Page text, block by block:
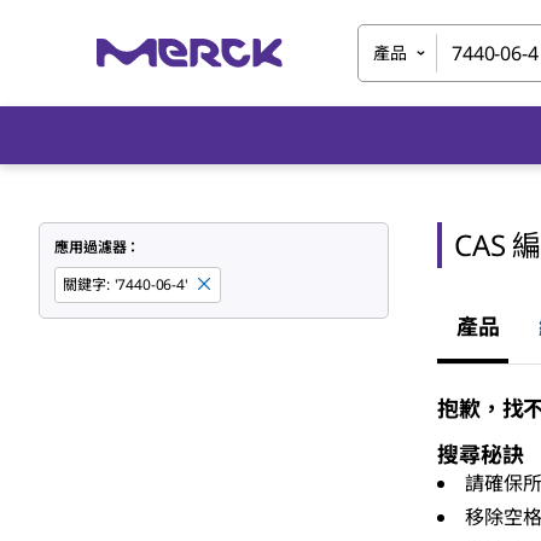
產品
應用過濾器：
關鍵字: '7440-06-4'
CAS
產品
抱歉，找
搜尋秘訣
請確保
移除空